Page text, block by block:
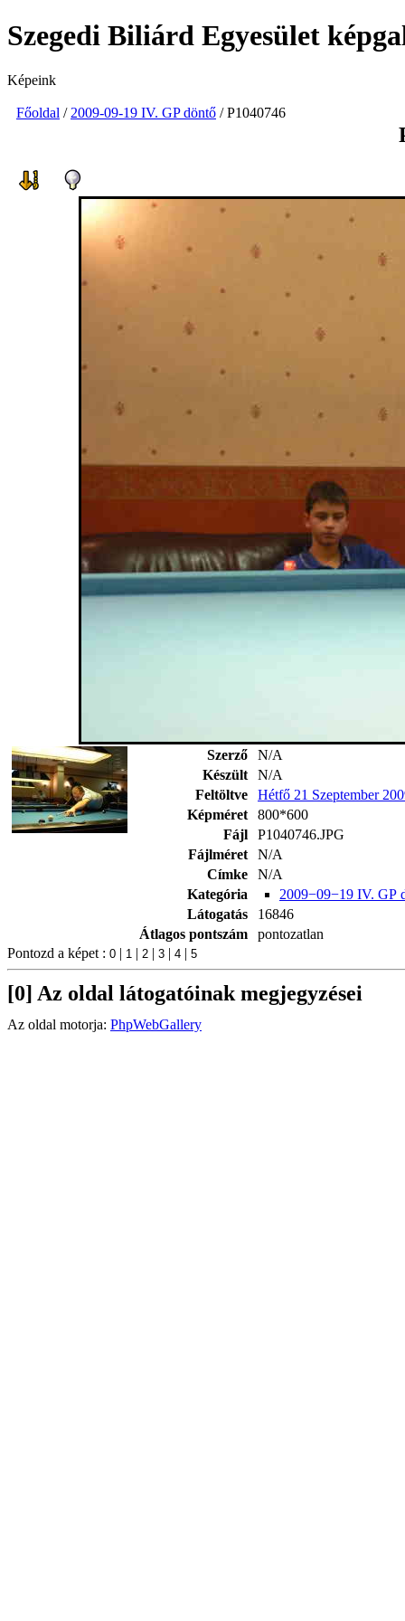
Szegedi Biliárd Egyesület
Képeink
Főoldal / 2009-09-19 IV. GP döntő / P1040746
Szerző
N/A
Készült
N/A
Feltöltve
Hétfő 21 Szeptember
Képméret
800*600
Fájl
P1040746.JPG
Fájlméret
N/A
Címke
N/A
Kategória
2009−09−19 IV. GP
Látogatás
16846
Átlagos pontszám
pontozatlan
Pontozd a képet :
| | | | |
[0] Az oldal látogatóinak megjegyzései
Az oldal motorja: PhpWebGallery